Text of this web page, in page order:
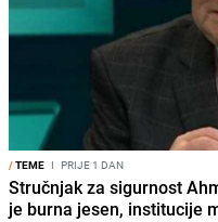
/TEME I PRIJE 1 DAN
Stručnjak za sigurnost
je burna jesen, institucije